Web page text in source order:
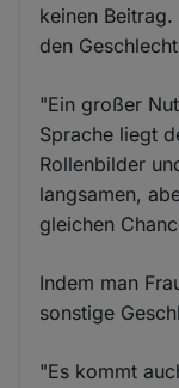
keinen
den
"Ein großer
Sprache liegt
Rollenbilder
langsamen,
gleichen
Indem man
sonstige
"Es kommt